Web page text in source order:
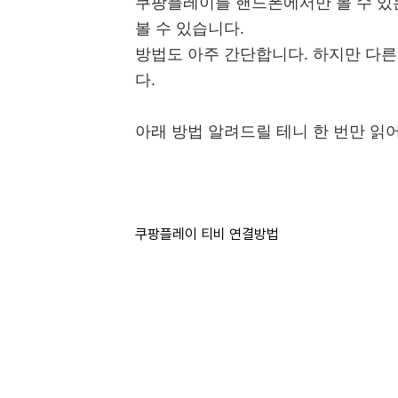
볼 수 있습니다.
방법도 아주 간단합니다. 하지만 다
다.
아래 방법 알려드릴 테니 한 번만 읽
쿠팡플레이 티비 연결방법